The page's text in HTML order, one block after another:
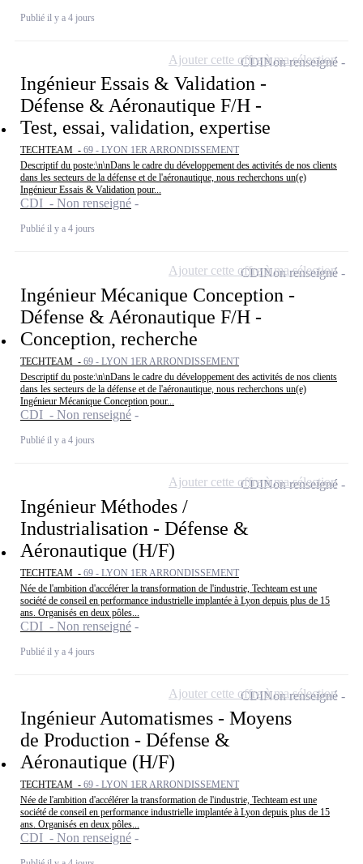
Publié il y a 4 jours
Ingénieur Essais & Validation -
Défense & Aéronautique F/H -
Test, essai, validation, expertise
TECHTEAM - 69 - LYON 1ER ARRONDISSEMENT
Descriptif du poste:\n\nDans le cadre du développement des activités de nos clients
dans les secteurs de la défense et de l'aéronautique, nous recherchons un(e)
Ingénieur Essais & Validation pour...
CDI - Non renseigné
Publié il y a 4 jours
CDINon renseigné
Ajouter cette offre à ma sélection
Ingénieur Mécanique Conception -
Défense & Aéronautique F/H -
Conception, recherche
TECHTEAM - 69 - LYON 1ER ARRONDISSEMENT
Descriptif du poste:\n\nDans le cadre du développement des activités de nos clients
dans les secteurs de la défense et de l'aéronautique, nous recherchons un(e)
Ingénieur Mécanique Conception pour...
CDI - Non renseigné
Publié il y a 4 jours
CDINon renseigné
Ajouter cette offre à ma sélection
Ingénieur Méthodes /
Industrialisation - Défense &
Aéronautique (H/F)
TECHTEAM - 69 - LYON 1ER ARRONDISSEMENT
Née de l'ambition d'accélérer la transformation de l'industrie, Techteam est une
société de conseil en performance industrielle implantée à Lyon depuis plus de 15
ans. Organisés en deux pôles...
CDI - Non renseigné
Publié il y a 4 jours
CDINon renseigné
Ajouter cette offre à ma sélection
Ingénieur Automatismes - Moyens
de Production - Défense &
Aéronautique (H/F)
TECHTEAM - 69 - LYON 1ER ARRONDISSEMENT
Née de l'ambition d'accélérer la transformation de l'industrie, Techteam est une
société de conseil en performance industrielle implantée à Lyon depuis plus de 15
ans. Organisés en deux pôles...
CDI - Non renseigné
CDINon renseigné
Ajouter cette offre à ma sélection